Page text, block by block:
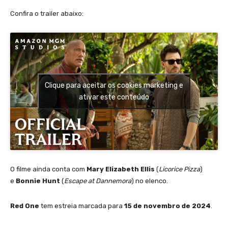
Confira o trailer abaixo:
Clique para aceitar os cookies marketing e
ativar este conteúdo
O filme ainda conta com Mary Elizabeth Ellis (Licorice Pizza)
e Bonnie Hunt (Escape at Dannemora) no elenco.
Red One tem estreia marcada para 15 de novembro de 2024